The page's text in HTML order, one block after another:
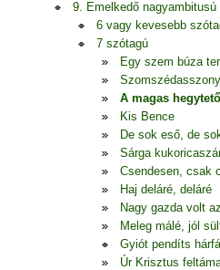
9. Emelkedő nagyambitusú
6 vagy kevesebb
7 szótagú
Egy szem búza
A magas
Kis Bence
De sok eső, de
Sárga
Csendesen, csak
Haj deláré, deláré
Nagy gazda volt
Meleg málé, jól
Gyiót pendíts
Úr Krisztus